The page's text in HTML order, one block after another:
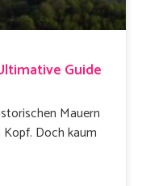
Guide
Mauern
Doch kaum